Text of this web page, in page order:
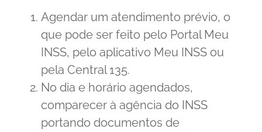
Agendar um atendimento prévio, o
que pode ser feito pelo Portal Meu
INSS, pelo aplicativo Meu INSS ou
pela Central 135.
No dia e horário agendados,
comparecer à agência do INSS
portando documentos de